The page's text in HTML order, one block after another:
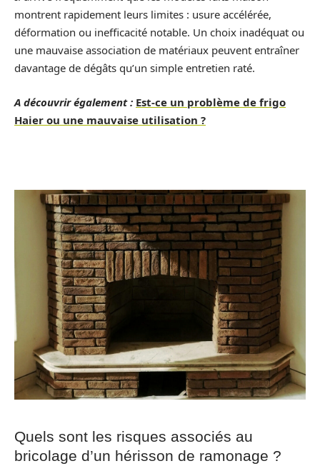
montrent rapidement leurs limites : usure accélérée,
déformation ou inefficacité notable. Un choix inadéquat ou
une mauvaise association de matériaux peuvent entraîner
davantage de dégâts qu’un simple entretien raté.
A découvrir également : Est-ce un problème de frigo
Haier ou une mauvaise utilisation ?
Quels sont les risques associés au
bricolage d’un hérisson de ramonage ?